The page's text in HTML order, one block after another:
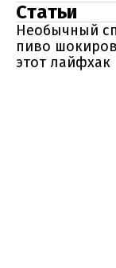
Статьи
Необычный
пиво
этот лайфхак